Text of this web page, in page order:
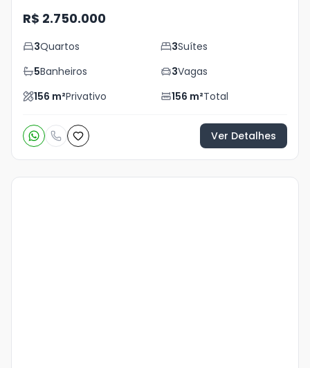
R$ 2.750.000
3Quartos 3Suítes
5Banheiros 3Vagas
156 m²Privativo 156 m²Total
Ver Detalhes